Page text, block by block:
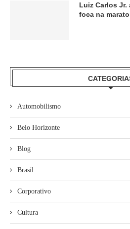
Luiz Carlos
foca na
Automobilismo
Belo Horizonte
Blog
Brasil
Corporativo
Cultura